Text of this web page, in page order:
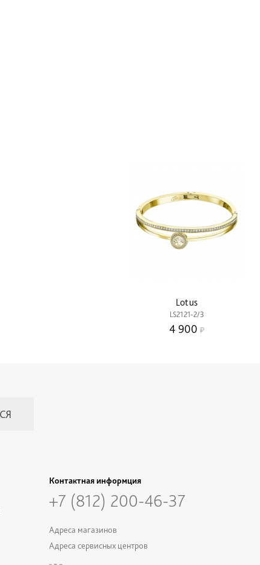
Lotus
LS2121-2/3
4 900
Контактная информция
+7 (812) 200-46-37
Адреса магазинов
Адреса сервисных центров